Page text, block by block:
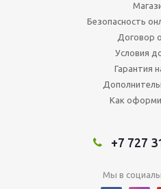
Безопасность
Договор
Условия
Гарантия
Как
+7 727
Мы в